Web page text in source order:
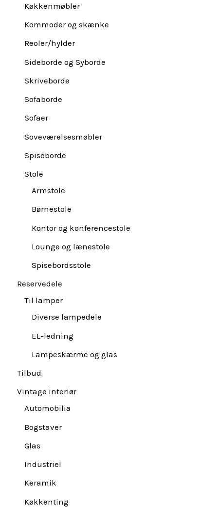
Køkkenmøbler
Kommoder og skænke
Reoler/hylder
Sideborde og Syborde
Skriveborde
Sofaborde
Sofaer
Soveværelsesmøbler
Spiseborde
Stole
Armstole
Børnestole
Kontor og konferencestole
Lounge og lænestole
Spisebordsstole
Reservedele
Til lamper
Diverse lampedele
EL-ledning
Lampeskærme og glas
Tilbud
Vintage interiør
Automobilia
Bogstaver
Glas
Industriel
Keramik
Køkkenting